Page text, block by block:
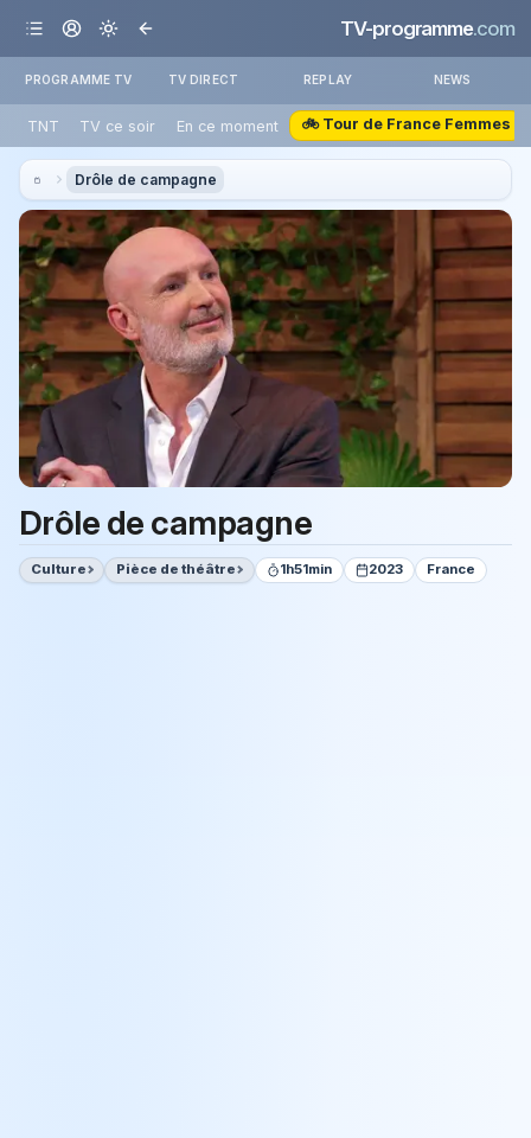
TV-programme.com
PROGRAMME TV TV DIRECT REPLAY NEWS
TNT TV ce soir En ce moment 🚲 Tour de France Femmes
Drôle de campagne
Drôle de campagne
Culture Pièce de théâtre 1h51min 2023 France